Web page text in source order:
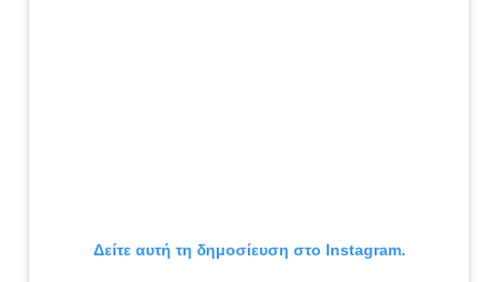
Δείτε αυτή τη δημοσίευση στο Instagram.